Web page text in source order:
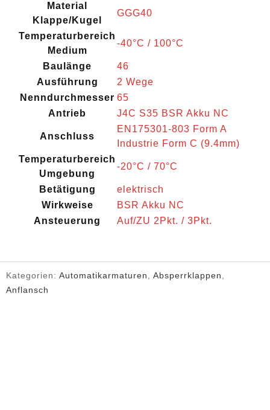
Material
Klappe/Kugel
GGG40
Temperaturbereich
Medium
-40°C / 100°C
Baulänge
46
Ausführung
2 Wege
Nenndurchmesser 65
Antrieb
J4C S35 BSR Akku NC
Anschluss
EN175301-803 Form A
Industrie Form C (9.4mm)
Temperaturbereich
Umgebung
-20°C / 70°C
Betätigung
elektrisch
Wirkweise
BSR Akku NC
Ansteuerung
Auf/ZU 2Pkt. / 3Pkt.
Kategorien: Automatikarmaturen Absperrklappen
Anflansch